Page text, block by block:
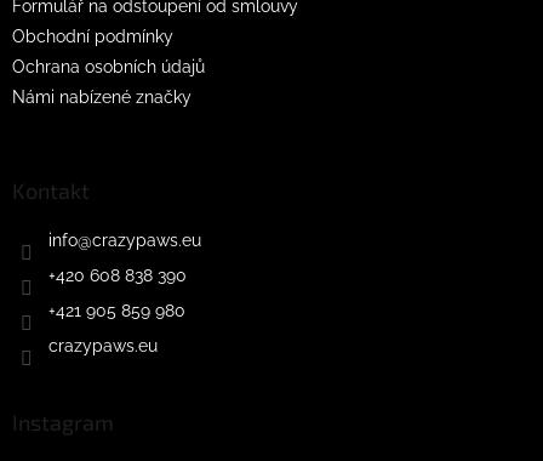
Formulář na odstoupení od smlouvy
Obchodní podmínky
Ochrana osobních údajů
Námi nabízené značky
Kontakt
info@crazypaws.eu
+420 608 838 390
+421 905 859 980
crazypaws.eu
Instagram